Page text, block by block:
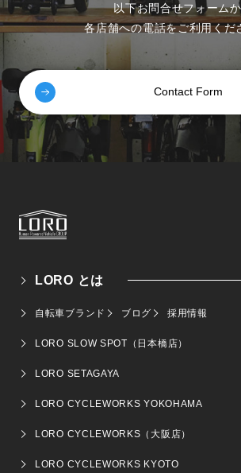
以下お問合せフォームか
各店舗への電話をご利用くだ
Contact Form
LORO とは
自転車ブランド ブログ 採用情報
LORO SLOW SPOT（日本橋店）
LORO SETAGAYA
LORO CYCLEWORKS YOKOHAMA
LORO CYCLEWORKS（大阪店）
LORO CYCLEWORKS KYOTO